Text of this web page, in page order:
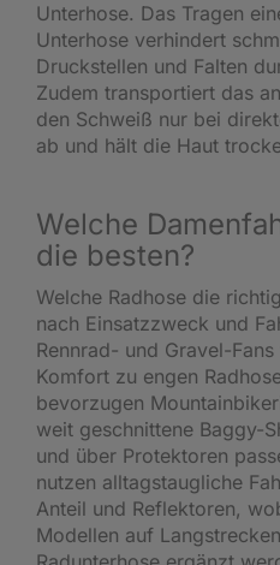
Unterhose. Das Tragen
Unterhose verhindert
Druckstellen und Falten
Zudem transportiert das
den Schweiß nur bei
ab und hält die Haut
Welche
die besten?
Welche Radhose die
nach Einsatzzweck und
Rennrad- und Gravel-
Komfort zu engen
bevorzugen
weit geschnittene Baggy-
und über Protektoren
nutzen alltagstaugliche
Anteil und Reflektoren,
Modellen auf